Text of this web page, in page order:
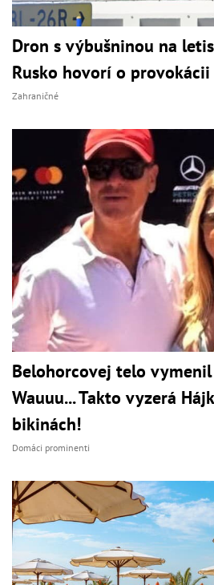
Dron s výbušninou na
Rusko hovorí o provokácii
Zahraničné
Belohorcovej telo vymenil
Wauuu... Takto vyzerá
bikinách!
Domáci prominenti